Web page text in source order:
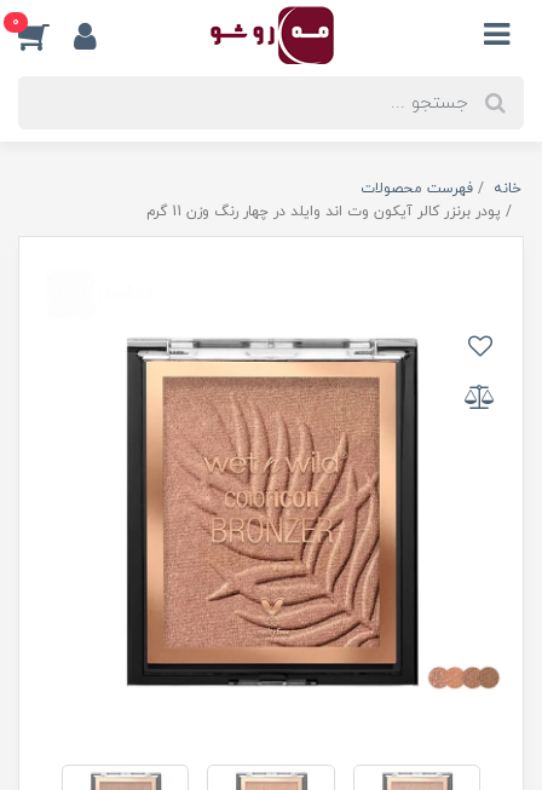
0
خانه
فهرست محصولات
پودر برنزر کالر آیکون وت اند وایلد در چهار رنگ وزن 11 گرم